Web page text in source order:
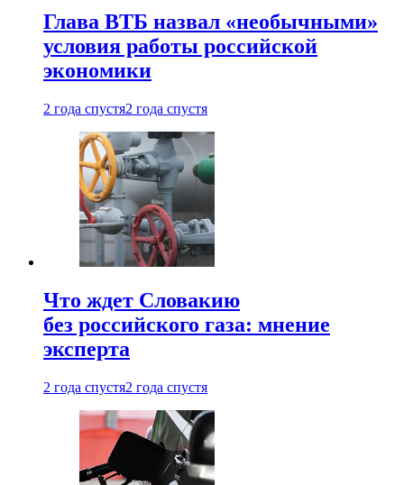
Глава ВТБ назвал «необычными»
условия работы российской
экономики
2 года спустя2 года спустя
Что ждет Словакию
без российского газа: мнение
эксперта
2 года спустя2 года спустя